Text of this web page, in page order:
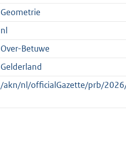
Geometrie
nl
Over-Betuwe
Gelderland
/akn/nl/officialGazette/prb/